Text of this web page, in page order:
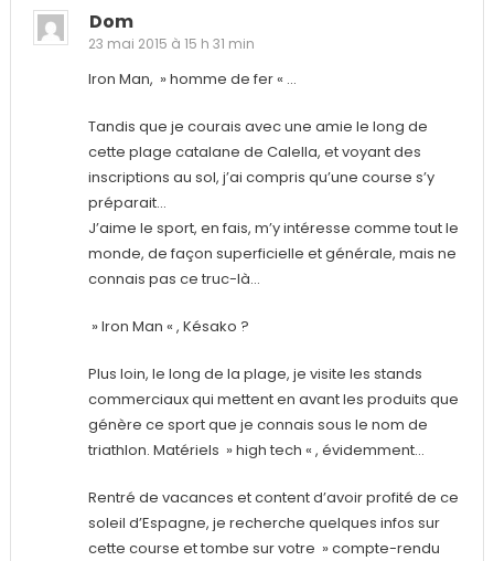
Dom
23 mai 2015 à 15 h 31 min
Iron Man, » homme de fer « …
Tandis que je courais avec une amie le long de
cette plage catalane de Calella, et voyant des
inscriptions au sol, j’ai compris qu’une course s’y
préparait…
J’aime le sport, en fais, m’y intéresse comme tout le
monde, de façon superficielle et générale, mais ne
connais pas ce truc-là…
» Iron Man « , Késako ?
Plus loin, le long de la plage, je visite les stands
commerciaux qui mettent en avant les produits que
génère ce sport que je connais sous le nom de
triathlon. Matériels » high tech « , évidemment…
Rentré de vacances et content d’avoir profité de ce
soleil d’Espagne, je recherche quelques infos sur
cette course et tombe sur votre » compte-rendu